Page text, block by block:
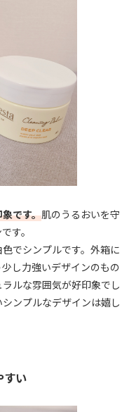
です。肌のうるおいを守
す。
でシンプルです。外箱に
し力強いデザインのもの
ルな雰囲気が好印象でし
ンプルなデザインは嬉し
すい